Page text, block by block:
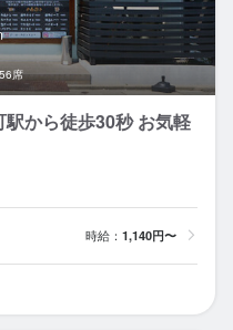
56席
から徒歩30秒 お気軽
時給： 1,140円〜